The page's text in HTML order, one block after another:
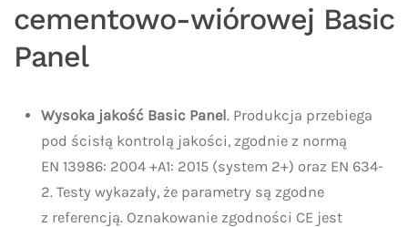
cementowo-wiórowej Basic
Panel
Wysoka jakość Basic Panel. Produkcja przebiega
pod ścisłą kontrolą jakości, zgodnie z normą
EN 13986: 2004 +A1: 2015 (system 2+) oraz EN 634-
2. Testy wykazały, że parametry są zgodne
z referencją. Oznakowanie zgodności CE jest